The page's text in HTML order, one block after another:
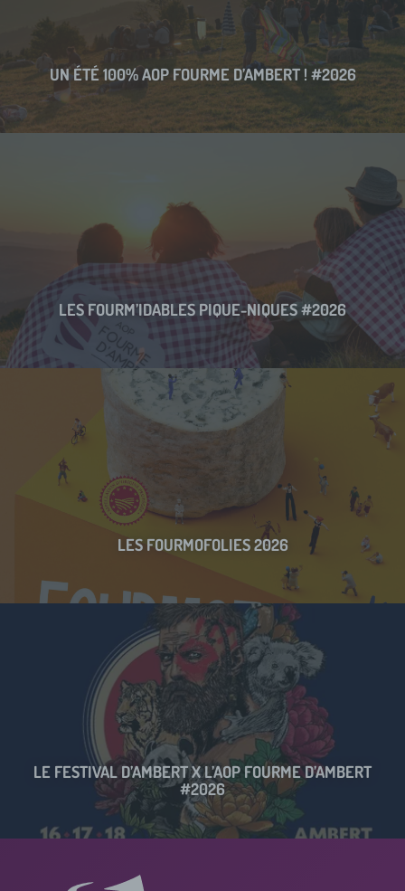
UN ÉTÉ 100% AOP FOURME D’AMBERT ! #2026
LES FOURM’IDABLES PIQUE-NIQUES #2026
LES FOURMOFOLIES 2026
LE FESTIVAL D’AMBERT X L’AOP FOURME D’AMBERT
#2026